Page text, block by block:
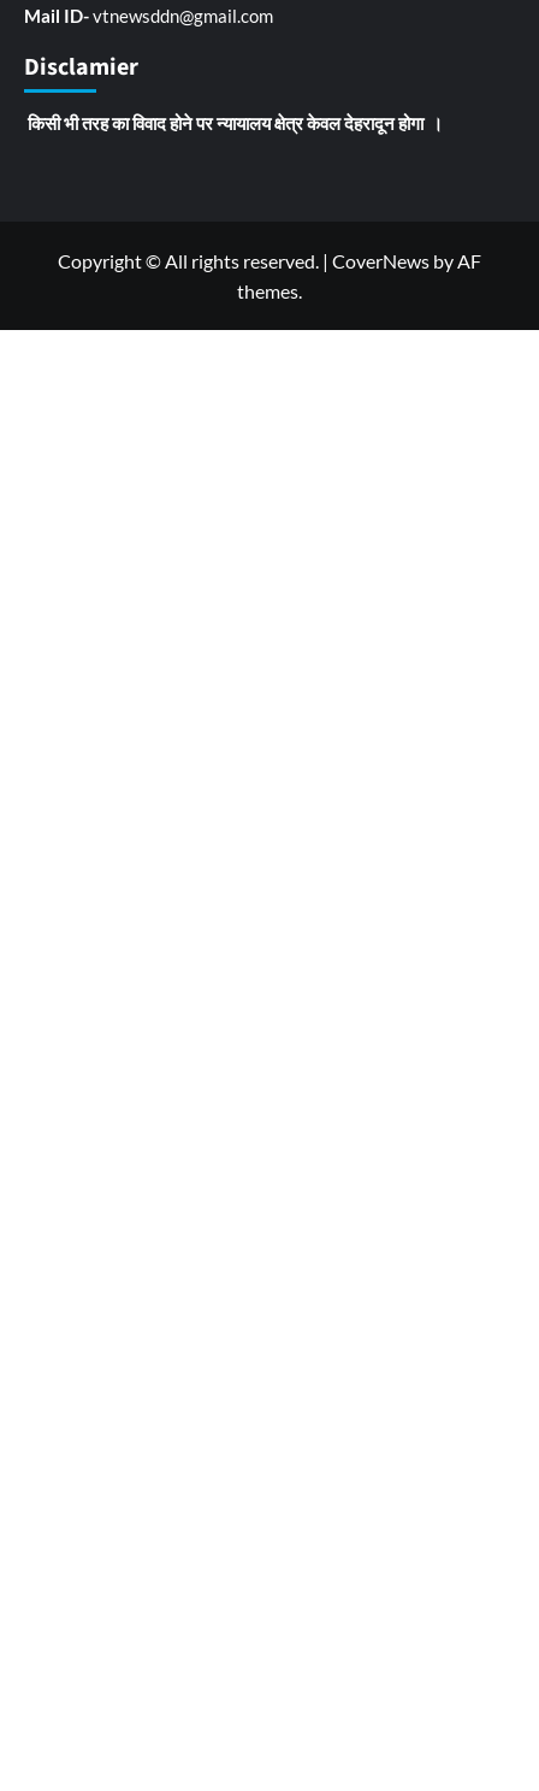
Mail ID-vtnewsddn@gmail.com
Disclamier
किसी भी तरह का विवाद होने पर न्यायालय क्षेत्र केवल देहरादून होगा ।
Copyright © All rights reserved. | CoverNews by AF
themes.